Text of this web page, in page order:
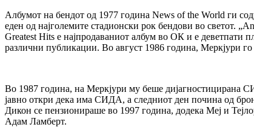
Албумот на бендот од 1977 година News of the World ги
еден од најголемите стадионски рок бендови во светот.
Greatest Hits е најпродаваниот албум во ОК и е деветпати
различни публикации. Во август 1986 година, Меркјури
Во 1987 година, на Меркјури му беше дијагностицирана
јавно откри дека има СИДА, а следниот ден почина од
Дикон се пензионираше во 1997 година, додека Меј и
Адам Ламберт.